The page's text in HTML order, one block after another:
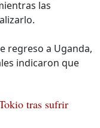
las
regreso a Uganda,
indicaron que
tras sufrir